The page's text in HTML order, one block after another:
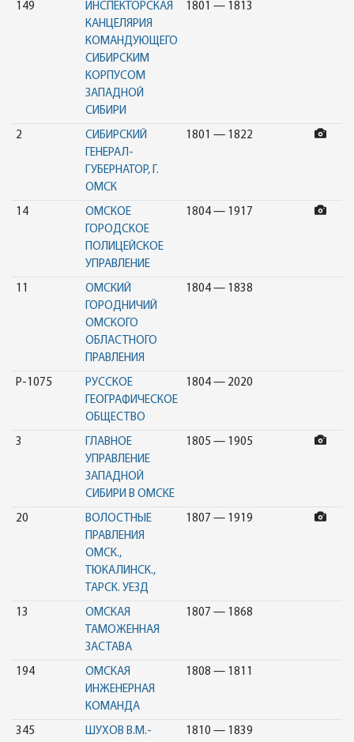
149
ИНСПЕКТОРСКАЯ
КАНЦЕЛЯРИЯ
КОМАНДУЮЩЕГО
СИБИРСКИМ
КОРПУСОМ
ЗАПАДНОЙ
СИБИРИ
1801 — 1813
2
СИБИРСКИЙ
ГЕНЕРАЛ-
ГУБЕРНАТОР, Г.
ОМСК
1801 — 1822
14
ОМСКОЕ
ГОРОДСКОЕ
ПОЛИЦЕЙСКОЕ
УПРАВЛЕНИЕ
1804 — 1917
11
ОМСКИЙ
ГОРОДНИЧИЙ
ОМСКОГО
ОБЛАСТНОГО
ПРАВЛЕНИЯ
1804 — 1838
Р-1075
РУССКОЕ
ГЕОГРАФИЧЕСКОЕ
ОБЩЕСТВО
1804 — 2020
3
ГЛАВНОЕ
УПРАВЛЕНИЕ
ЗАПАДНОЙ
СИБИРИ В ОМСКЕ
1805 — 1905
20
ВОЛОСТНЫЕ
ПРАВЛЕНИЯ
ОМСК.,
ТЮКАЛИНСК.,
ТАРСК. УЕЗД
1807 — 1919
13
ОМСКАЯ
ТАМОЖЕННАЯ
ЗАСТАВА
1807 — 1868
194
ОМСКАЯ
ИНЖЕНЕРНАЯ
КОМАНДА
1808 — 1811
345
ШУХОВ В.М.-
1810 — 1839